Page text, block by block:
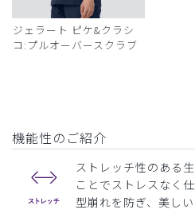
ジェラート ピケ&クラシ
コ:プルオーバースクラブ
機能性のご紹介
ストレッチ性のある
ことでストレスなく
型崩れを防ぎ、美し